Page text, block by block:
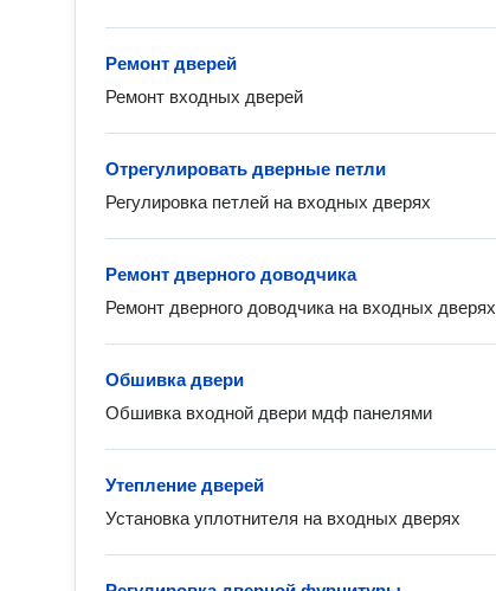
Ремонт дверей
Ремонт входных дверей
Отрегулировать дверные петли
Регулировка петлей на входных дверях
Ремонт дверного доводчика
Ремонт дверного доводчика на входных дверях
Обшивка двери
Обшивка входной двери мдф панелями
Утепление дверей
Установка уплотнителя на входных дверях